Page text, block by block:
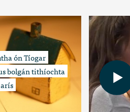
ón Tíogar
bolgán tithíochta